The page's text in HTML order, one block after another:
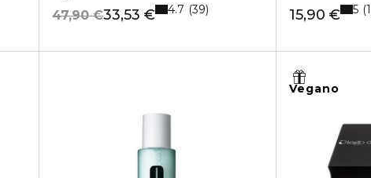
33,53 €
47,90 € 4.7 39 15,90 € 5 1
Vegano